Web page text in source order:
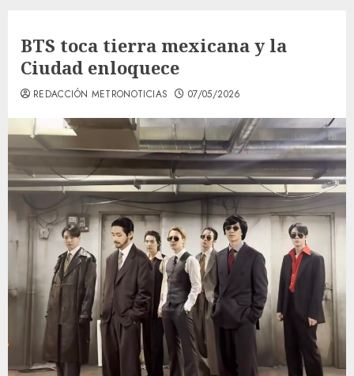
BTS toca tierra mexicana y la
Ciudad enloquece
REDACCIÓN METRONOTICIAS 07/05/2026